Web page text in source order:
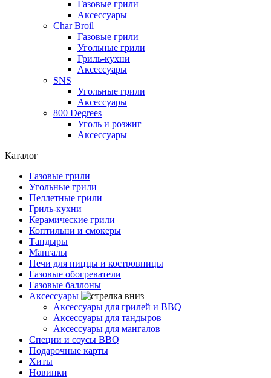
Газовые грили
Аксессуары
Char Broil
Газовые грили
Угольные грили
Гриль-кухни
Аксессуары
SNS
Угольные грили
Аксессуары
800 Degrees
Уголь и розжиг
Аксессуары
Каталог
Газовые грили
Угольные грили
Пеллетные грили
Гриль-кухни
Керамические грили
Коптильни и смокеры
Тандыры
Мангалы
Печи для пиццы и костровницы
Газовые обогреватели
Газовые баллоны
Аксессуары
Аксессуары для грилей и BBQ
Аксессуары для тандыров
Аксессуары для мангалов
Специи и соусы BBQ
Подарочные карты
Хиты
Новинки